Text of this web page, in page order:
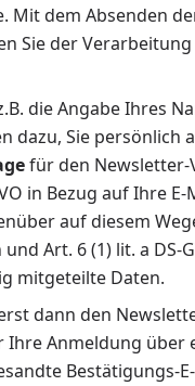
Mit dem Absenden
Sie der
die Angabe Ihres
dazu, Sie persönlich
für den Newsletter-
in Bezug auf Ihre E-
auf diesem
Art. 6 (1) lit. a DS-
mitgeteilte Daten.
dann den
Ihre Anmeldung über
Bestätigungs-